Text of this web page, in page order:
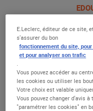
E.Leclerc, éditeur de ce site,
s'assurer du bon
fonctionnement du site,
et pour analyser son trafic
Vous pouvez accéder au
les cookies ou utiliser les
Votre choix est valable
Vous pouvez changer d'avis
"paramétrer les cookies" en